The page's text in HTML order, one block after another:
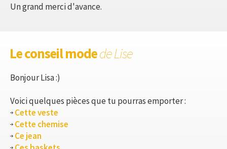
Un grand merci d'avance.
Le conseil modede Lise
Bonjour Lisa :)
Voici quelques pièces que tu pourras emporter :
Cette veste
Cette chemise
Ce jean